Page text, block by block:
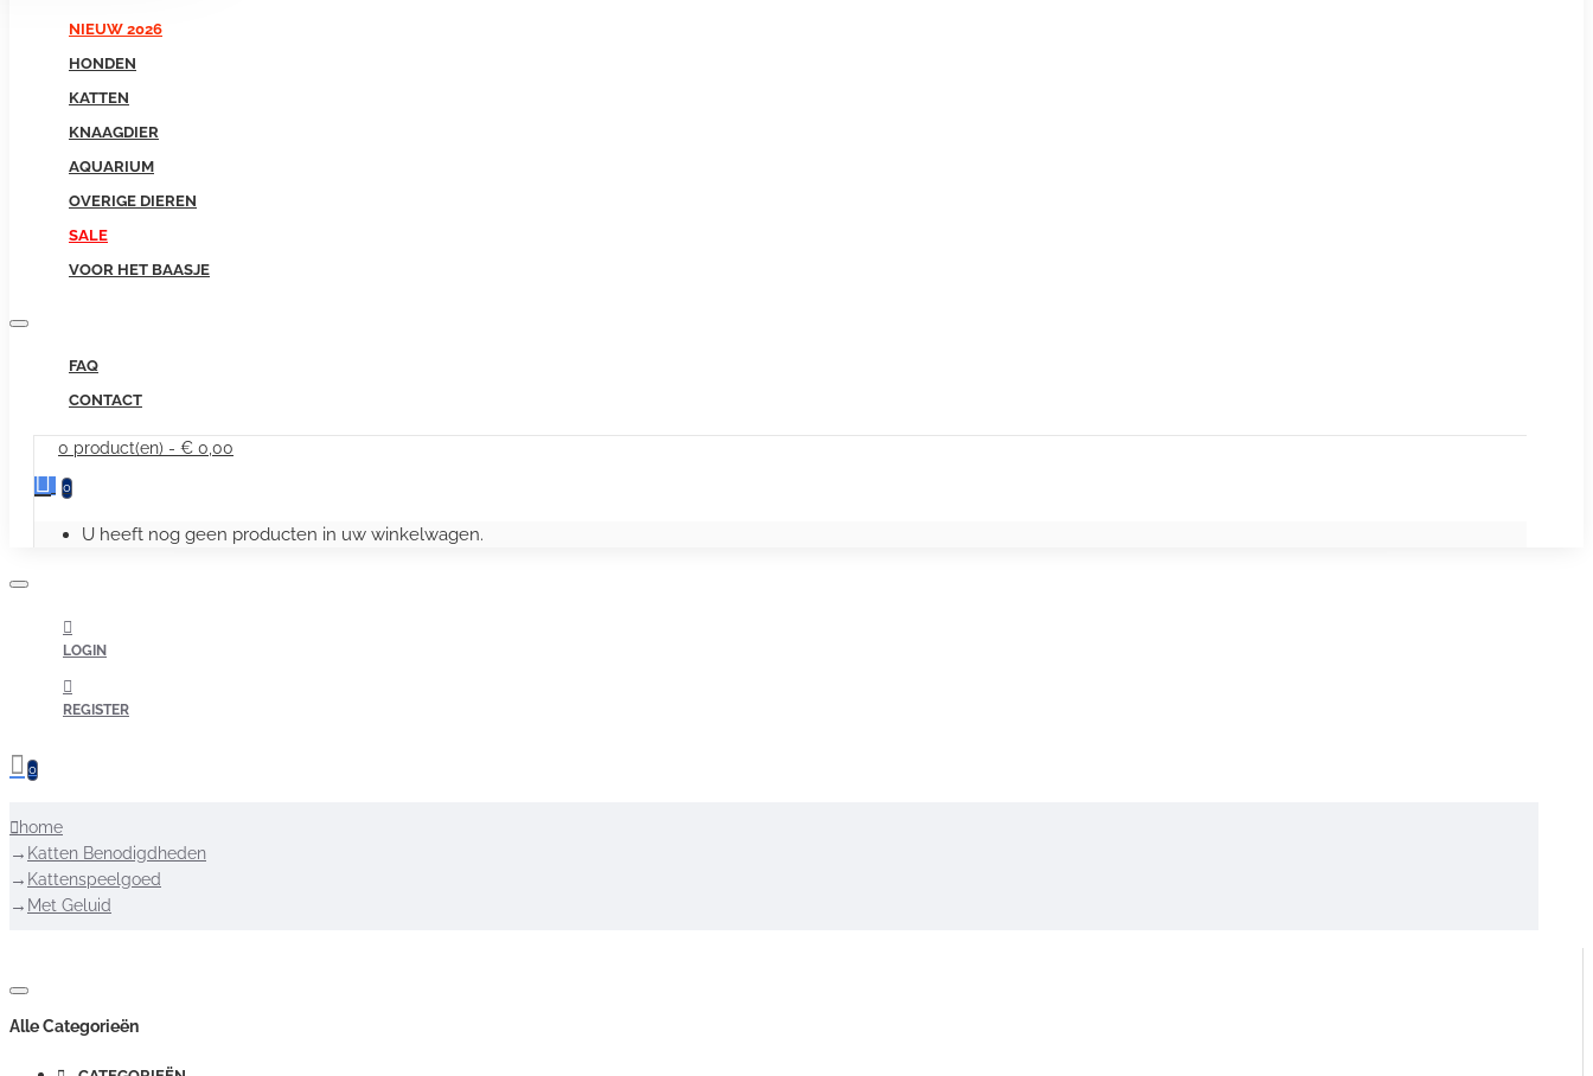
NIEUW 2026
HONDEN
KATTEN
KNAAGDIER
AQUARIUM
OVERIGE DIEREN
SALE
VOOR HET BAASJE
FAQ
CONTACT
0 product(en) - € 0,00
0
U heeft nog geen producten in uw winkelwagen.
LOGIN
REGISTER
0
home
Katten Benodigdheden
Kattenspeelgoed
Met Geluid
Alle Categorieën